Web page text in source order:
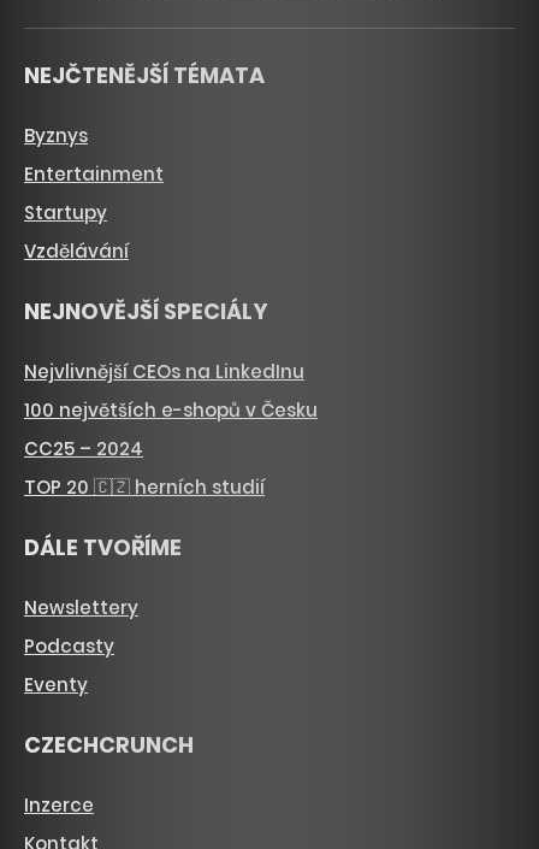
NEJČTENĚJŠÍ TÉMATA
Byznys
Entertainment
Startupy
Vzdělávání
NEJNOVĚJŠÍ SPECIÁLY
Nejvlivnější CEOs na LinkedInu
100 největších e-shopů v Česku
CC25 – 2024
TOP 20 🇨🇿 herních studií
DÁLE TVOŘÍME
Newslettery
Podcasty
Eventy
CZECHCRUNCH
Inzerce
Kontakt